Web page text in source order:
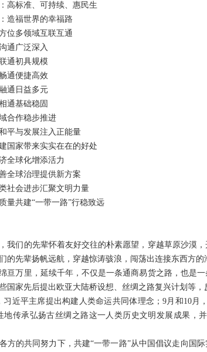
高标准、可持续、惠民生
造福世界的幸福路
位多领域互联互通
通广泛深入
通初具规模
通便捷高效
通日益多元
通基础稳固
合作稳步推进
平与发展注入正能量
国家带来实实在在的好处
全球化增添活力
全球治理提供新方案
社会进步汇聚文明力量
量共建“一带一路”行稳致远
我们的先辈怀着友好交往的朴素愿望，穿越草原沙漠
的先辈扬帆远航，穿越惊涛骇浪，闯荡出连接东西方的
亘万里，延续千年，不仅是一条通商易货之路，也是
国家先后提出欧亚大陆桥设想、丝绸之路复兴计划等
习近平主席提出构建人类命运共同体理念；9月和10月
地传承弘扬古丝绸之路这一人类历史文明发展成果
方的共同努力下，共建“一带一路”从中国倡议走向国